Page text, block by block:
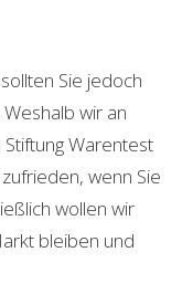
Sie jedoch
wir an
Warentest
wenn Sie
wollen wir
bleiben und